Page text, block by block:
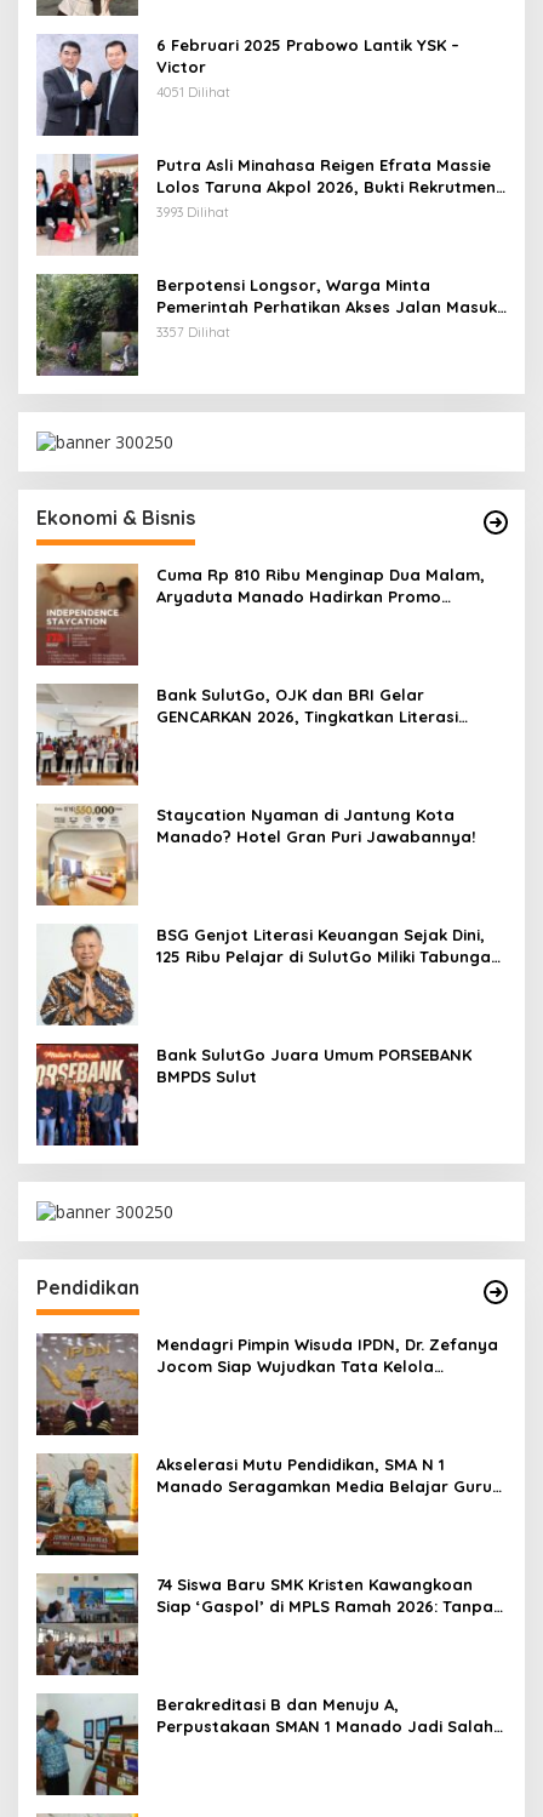
6 Februari 2025 Prabowo Lantik YSK –
Victor
4051 Dilihat
Putra Asli Minahasa Reigen Efrata Massie
Lolos Taruna Akpol 2026, Bukti Rekrutmen
Polri Bersih, Transparan, dan Akuntabel
3993 Dilihat
Berpotensi Longsor, Warga Minta
Pemerintah Perhatikan Akses Jalan Masuk
Kecamatan Kumelembuai
3357 Dilihat
Ekonomi & Bisnis
Cuma Rp 810 Ribu Menginap Dua Malam,
Aryaduta Manado Hadirkan Promo
Bank SulutGo, OJK dan BRI Gelar
GENCARKAN 2026, Tingkatkan Literasi
Staycation Nyaman di Jantung Kota
Manado? Hotel Gran Puri Jawabannya!
BSG Genjot Literasi Keuangan Sejak Dini,
125 Ribu Pelajar di SulutGo Miliki Tabungan
Bank SulutGo Juara Umum PORSEBANK
BMPDS Sulut
Pendidikan
Mendagri Pimpin Wisuda IPDN, Dr. Zefanya
Jocom Siap Wujudkan Tata Kelola
Akselerasi Mutu Pendidikan, SMA N 1
Manado Seragamkan Media Belajar Guru
74 Siswa Baru SMK Kristen Kawangkoan
Siap ‘Gaspol’ di MPLS Ramah 2026: Tanpa
Berakreditasi B dan Menuju A,
Perpustakaan SMAN 1 Manado Jadi Salah